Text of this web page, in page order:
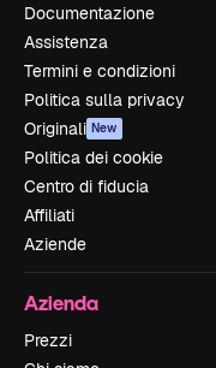
Documentazione
Assistenza
Termini e condizioni
Politica sulla privacy
Originali New
Politica dei cookie
Centro di fiducia
Affiliati
Aziende
Azienda
Prezzi